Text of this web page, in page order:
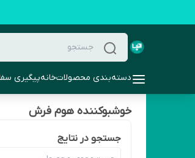
دسته‌بندی محصولاتخانهپیگیری
خوشبوکننده هوم فرش
جستجو در نتایج